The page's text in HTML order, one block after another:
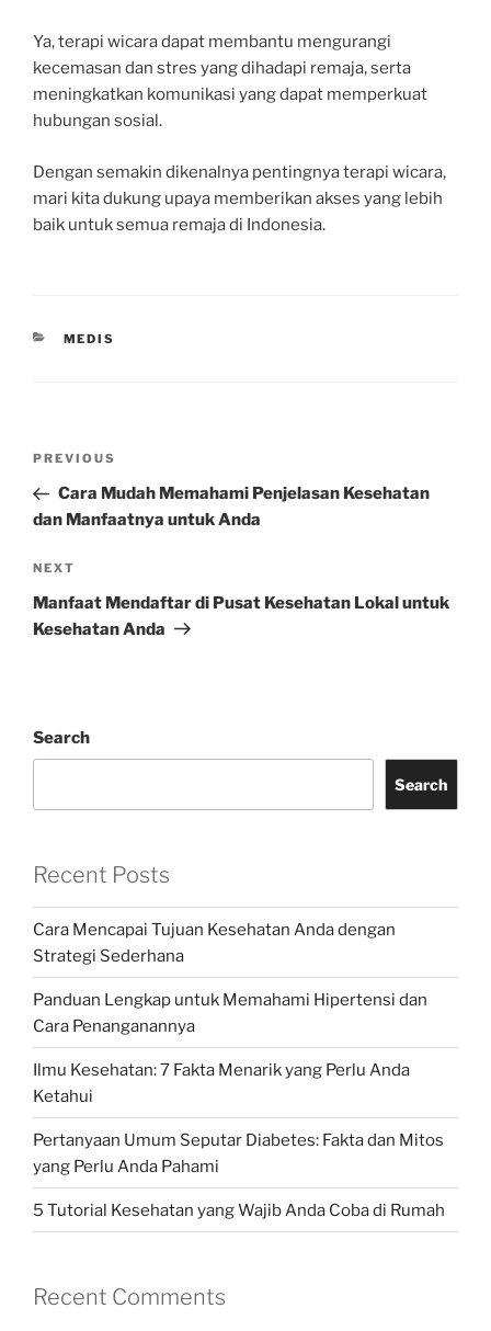
Ya, terapi wicara dapat membantu mengurangi
kecemasan dan stres yang dihadapi remaja, serta
meningkatkan komunikasi yang dapat memperkuat
hubungan sosial.
Dengan semakin dikenalnya pentingnya terapi wicara,
mari kita dukung upaya memberikan akses yang lebih
baik untuk semua remaja di Indonesia.
CATEGORIES
MEDIS
Previous
Post
PREVIOUS
Cara Mudah Memahami Penjelasan Kesehatan
dan Manfaatnya untuk Anda
Next
Post
NEXT
Manfaat Mendaftar di Pusat Kesehatan Lokal untuk
Kesehatan Anda
Search
Search
Recent Posts
Cara Mencapai Tujuan Kesehatan Anda dengan
Strategi Sederhana
Panduan Lengkap untuk Memahami Hipertensi dan
Cara Penanganannya
Ilmu Kesehatan: 7 Fakta Menarik yang Perlu Anda
Ketahui
Pertanyaan Umum Seputar Diabetes: Fakta dan Mitos
yang Perlu Anda Pahami
5 Tutorial Kesehatan yang Wajib Anda Coba di Rumah
Recent Comments